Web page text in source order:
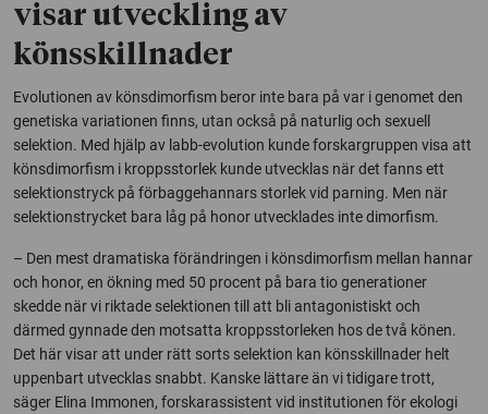
visar utveckling av
könsskillnader
Evolutionen av könsdimorfism beror inte bara på var i genomet den
genetiska variationen finns, utan också på naturlig och sexuell
selektion. Med hjälp av labb-evolution kunde forskargruppen visa att
könsdimorfism i kroppsstorlek kunde utvecklas när det fanns ett
selektionstryck på förbaggehannars storlek vid parning. Men när
selektionstrycket bara låg på honor utvecklades inte dimorfism.
– Den mest dramatiska förändringen i könsdimorfism mellan hannar
och honor, en ökning med 50 procent på bara tio generationer
skedde när vi riktade selektionen till att bli antagonistiskt och
därmed gynnade den motsatta kroppsstorleken hos de två könen.
Det här visar att under rätt sorts selektion kan könsskillnader helt
uppenbart utvecklas snabbt. Kanske lättare än vi tidigare trott,
säger Elina Immonen, forskarassistent vid institutionen för ekologi